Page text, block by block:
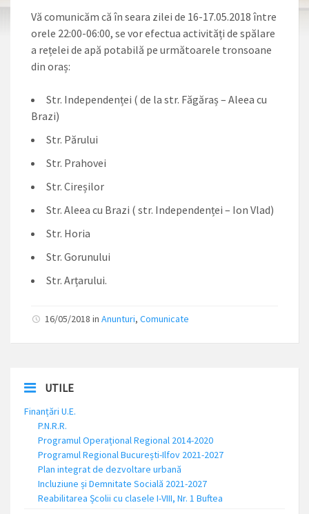
Vă comunicăm că în seara zilei de 16-17.05.2018 între
orele 22:00-06:00, se vor efectua activități de spălare
a rețelei de apă potabilă pe următoarele tronsoane
din oraș:
Str. Independenței ( de la str. Făgăraș – Aleea cu
Brazi)
Str. Părului
Str. Prahovei
Str. Cireșilor
Str. Aleea cu Brazi ( str. Independenței – Ion Vlad)
Str. Horia
Str. Gorunului
Str. Arțarului.
16/05/2018 in Anunturi, Comunicate
UTILE
Finanțări U.E.
P.N.R.R.
Programul Operațional Regional 2014-2020
Programul Regional București-Ilfov 2021-2027
Plan integrat de dezvoltare urbană
Incluziune și Demnitate Socială 2021-2027
Reabilitarea Școlii cu clasele I-VIII, Nr. 1 Buftea